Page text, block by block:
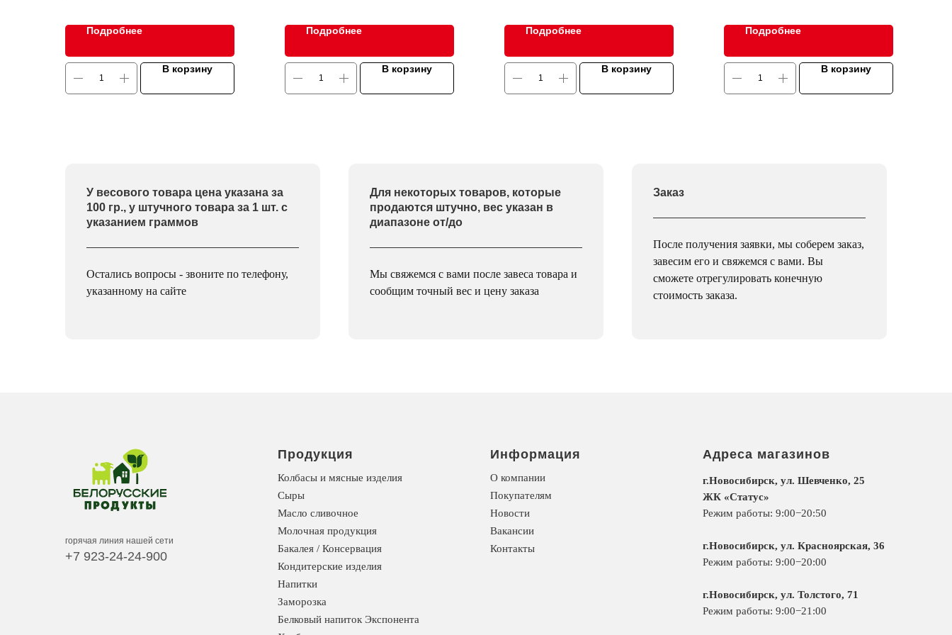
Подробнее
В корзину
Подробнее
В корзину
Подробнее
В корзину
Подробнее
В корзину
У весового товара цена указана за
100 гр., у штучного товара за 1 шт. с
указанием граммов
Остались вопросы - звоните по телефону,
указанному на сайте
Для некоторых товаров, которые
продаются штучно, вес указан в
диапазоне от/до
Мы свяжемся с вами после завеса товара и
сообщим точный вес и цену заказа
Заказ
После получения заявки, мы соберем заказ,
завесим его и свяжемся с вами. Вы
сможете отрегулировать конечную
стоимость заказа.
горячая линия нашей сети
+7 923-24-24-900
Продукция
Колбасы и мясные изделия
Сыры
Масло сливочное
Молочная продукция
Бакалея / Консервация
Кондитерские изделия
Напитки
Заморозка
Белковый напиток Экспонента
Информация
О компании
Покупателям
Новости
Вакансии
Контакты
Адреса магазинов
г.Новосибирск, ул. Шевченко, 25
ЖК «Статус»
Режим работы: 9:00−20:50
г.Новосибирск, ул. Красноярская, 36
Режим работы: 9:00−20:00
г.Новосибирск, ул. Толстого, 71
Режим работы: 9:00−21:00